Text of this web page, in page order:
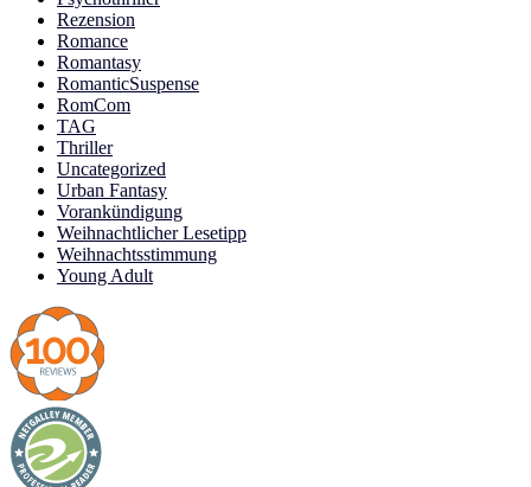
Rezension
Romance
Romantasy
RomanticSuspense
RomCom
TAG
Thriller
Uncategorized
Urban Fantasy
Vorankündigung
Weihnachtlicher Lesetipp
Weihnachtsstimmung
Young Adult